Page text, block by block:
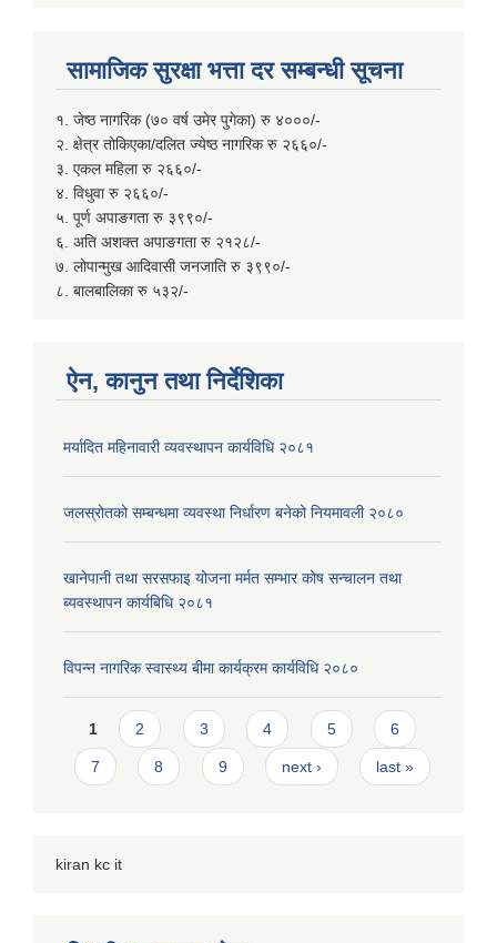
सामाजिक सुरक्षा भत्ता दर सम्बन्धी सूचना
१. जेष्ठ नागरिक (७० वर्ष उमेर पुगेका) रु ४०००/-
२. क्षेत्र तोकिएका/दलित ज्येष्ठ नागरिक रु २६६०/-
३. एकल महिला रु २६६०/-
४. विधुवा रु २६६०/-
५. पूर्ण अपाङगता रु ३९९०/-
६. अति अशक्त अपाङगता रु २१२८/-
७. लोपान्मुख आदिवासी जनजाति रु ३९९०/-
८. बालबालिका रु ५३२/-
ऐन, कानुन तथा निर्देशिका
मर्यादित महिनावारी व्यवस्थापन कार्यविधि २०८१
जलस्रोतको सम्बन्धमा व्यवस्था निर्धारण बनेको नियमावली २०८०
खानेपानी तथा सरसफाइ योजना मर्मत सम्भार कोष सन्चालन तथा
ब्यवस्थापन कार्यबिधि २०८१
विपन्न नागरिक स्वास्थ्य बीमा कार्यक्रम कार्यविधि २०८०
Pages
1 2 3 4 5 6
7 8 9 next › last »
kiran kc it